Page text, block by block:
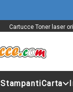
Cartucce Toner laser
StampantiCarta